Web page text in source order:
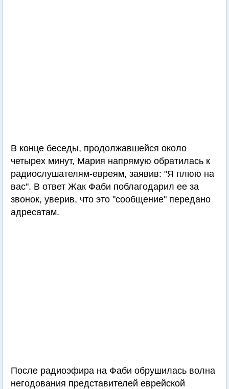
В конце беседы, продолжавшейся около
четырех минут, Мария напрямую обратилась к
радиослушателям-евреям, заявив: "Я плюю на
вас". В ответ Жак Фаби поблагодарил ее за
звонок, уверив, что это "сообщение" передано
адресатам.
После радиоэфира на Фаби обрушилась волна
негодования представителей еврейской